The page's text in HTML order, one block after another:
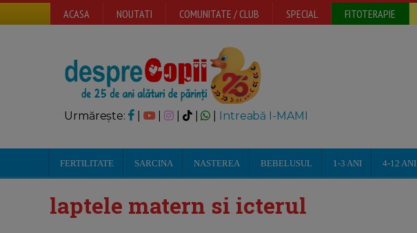
ACASA NOUTATI COMUNITATE / CLUB SPECIAL FITOTERAPIE
Urmărește: | | Intreabă I-MAMI
FERTILITATE SARCINA NASTEREA BEBELUSUL 1-3 ANI 4-12 ANI
laptele matern si icterul